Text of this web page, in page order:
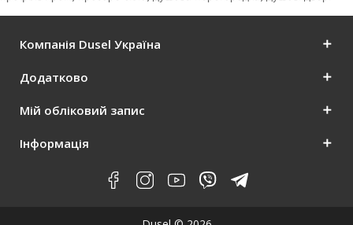
Компанія Dusel Україна
Додатково
Мій обліковий запис
Інформація